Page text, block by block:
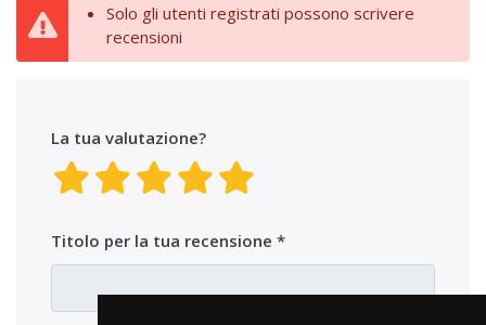
Solo gli utenti registrati possono scrivere
recensioni
La tua valutazione?
Titolo per la tua recensione